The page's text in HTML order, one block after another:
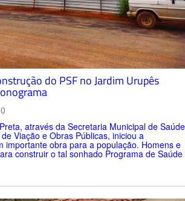
do PSF no Jardim Urupês
através da Secretaria Municipal de Saúde
Viação e Obras Públicas, iniciou a
importante obra para a população. Homens e
construir o tal sonhado Programa de Saúde